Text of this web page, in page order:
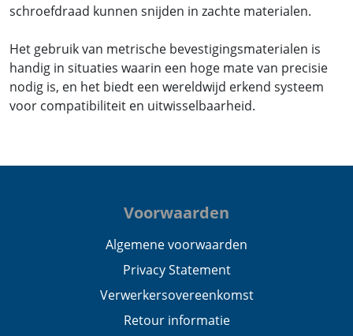
schroefdraad kunnen snijden in zachte materialen.
Het gebruik van metrische bevestigingsmaterialen is
handig in situaties waarin een hoge mate van precisie
nodig is, en het biedt een wereldwijd erkend systeem
voor compatibiliteit en uitwisselbaarheid.
Voorwaarden
Algemene voorwaarden
Privacy Statement
Verwerkersovereenkomst
Retour informatie